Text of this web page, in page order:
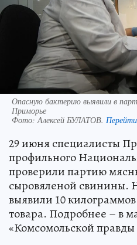
Опасную бактерию выявили в
Приморье
Фото:Алексей БУЛАТОВ.
29 июня специалисты
профильного
проверили партию
сыровяленой свинины.
выявили 10
товара. Подробнее – в
«Комсомольской правды